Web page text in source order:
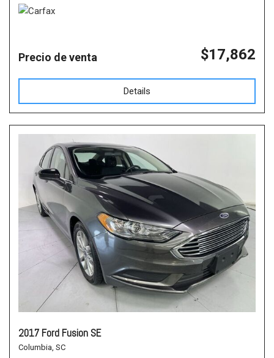
Precio de venta $17,862
Details
2017 Ford Fusion SE
Columbia, SC